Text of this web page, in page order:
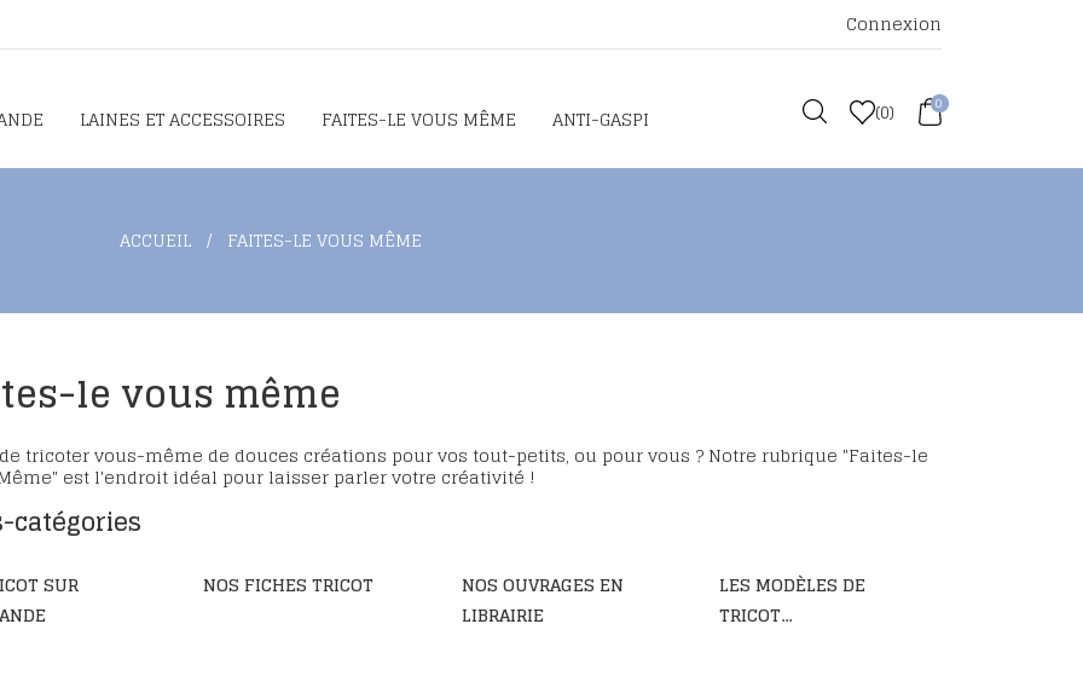
Connexion
LAINES ET ACCESSOIRES FAITES-LE VOUS MÊME ANTI-GASPI (0) 0
ACCUEIL FAITES-LE VOUS MÊME
le vous même
tricoter vous-même de douces créations pour vos tout-petits, ou pour vous ? Notre rubrique "Faites-le
est l'endroit idéal pour laisser parler votre créativité !
catégories
SUR
NOS FICHES TRICOT
NOS OUVRAGES EN
LIBRAIRIE
LES MODÈLES DE
TRICOT...